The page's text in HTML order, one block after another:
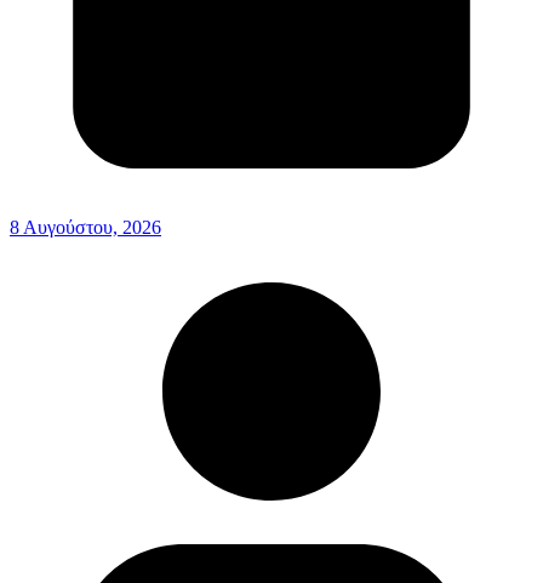
8 Αυγούστου, 2026